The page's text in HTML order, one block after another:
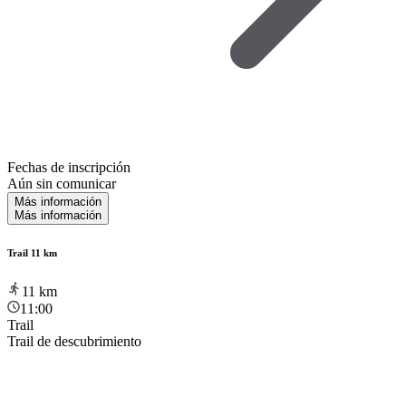
Fechas de inscripción
Aún sin comunicar
Más información
Más información
Trail 11 km
11 km
11:00
Trail
Trail de descubrimiento